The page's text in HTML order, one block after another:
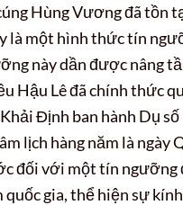
Hùng Vương đã tồn
là một hình thức tín
này dần được nâng
Hậu Lê đã chính thức
Định ban hành Dụ
lịch hàng năm là
đối với một tín
quốc gia, thể hiện sự